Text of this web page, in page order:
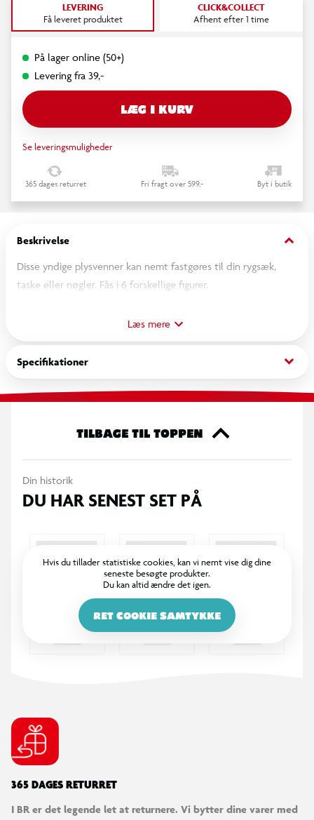
LEVERING
Få leveret produktet
CLICK&COLLECT
Afhent efter 1 time
På lager online (50+)
Levering fra 39,-
LÆG I KURV
Se leveringsmuligheder
365 dages returret Fri fragt over 599,- Byt i butik
Beskrivelse keyboard_arrow_down
Disse yndige plysvenner kan nemt fastgøres til din rygsæk,
taske eller nøgler. Fås i 6 forskellige figurer.
OBS! Varen er assorteret, og en bestemt variant kan ikke
garanteres.
Læs mere
Specifikationer keyboard_arrow_down
TILBAGE TIL TOPPEN
Din historik
DU HAR SENEST SET PÅ
Hvis du tillader statistiske cookies, kan vi nemt vise dig dine
seneste besøgte produkter.
Du kan altid ændre det igen.
RET COOKIE SAMTYKKE
365 DAGES RETURRET
I BR er det legende let at returnere. Vi bytter dine varer med